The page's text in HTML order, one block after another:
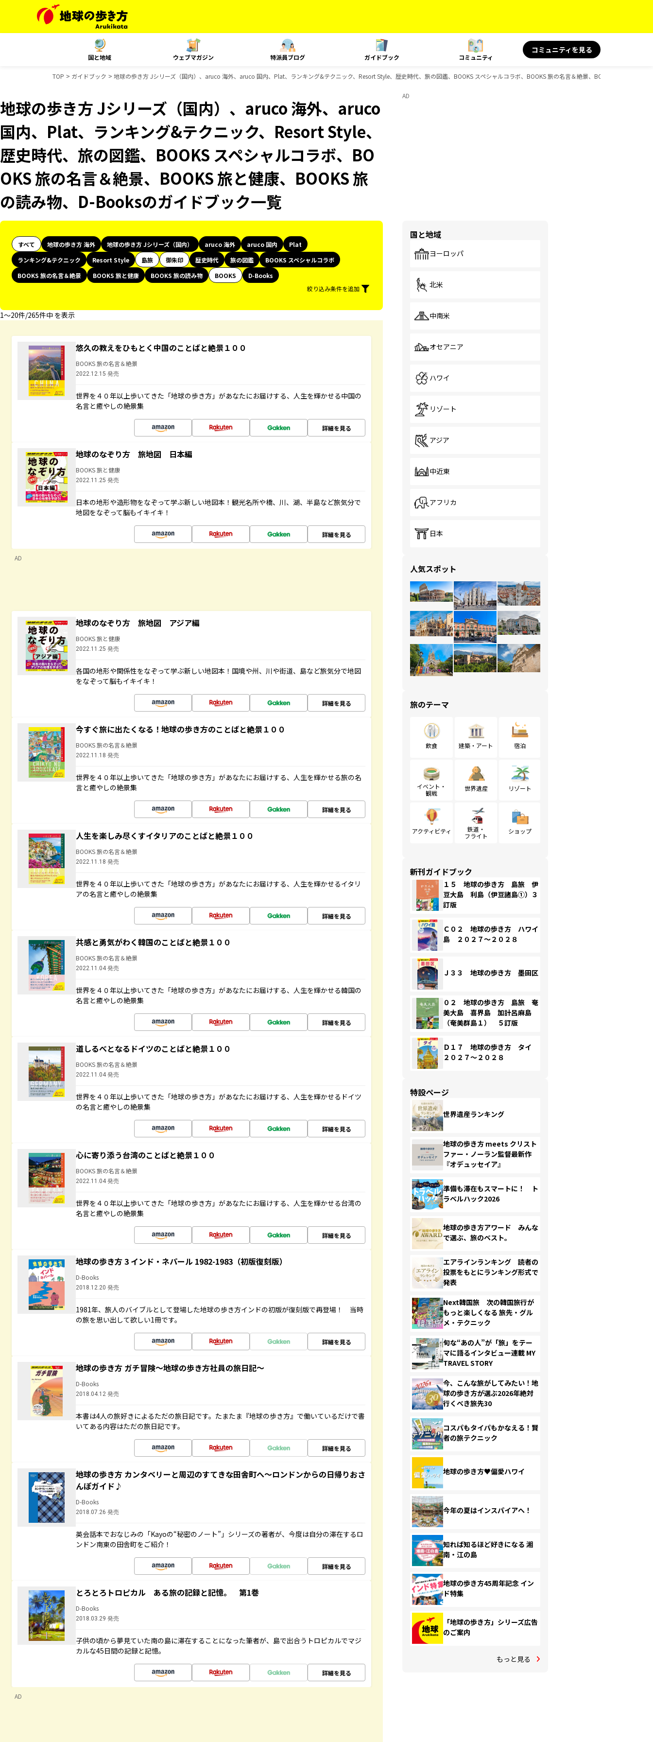
国と地域 ウェブマガジン 特派員ブログ ガイドブック コミュニティ
コミュニティを見る
TOP ガイドブック 地球の歩き方 Jシリーズ（国内）、aruco 海外、aruco 国内、Plat、ランキング&テクニック、Resort Style、歴史時代、旅の図鑑、BOOKS スペシャルコラボ、BOOKS 旅の名言＆絶景、BOOKS 旅と健康、
地球の歩き方 Jシリーズ（国内）、aruco 海外、aruco
国内、Plat、ランキング&テクニック、Resort Style、
歴史時代、旅の図鑑、BOOKS スペシャルコラボ、BO
OKS 旅の名言＆絶景、BOOKS 旅と健康、BOOKS 旅
の読み物、D-Booksのガイドブック一覧
すべて 地球の歩き方 海外 地球の歩き方 Jシリーズ（国内） aruco 海外 aruco 国内
Plat
ランキング&テクニック
Resort Style 島旅 御朱印 歴史時代 旅の図鑑
BOOKS スペシャルコラボ
BOOKS 旅の名言＆絶景
BOOKS 旅と健康 BOOKS 旅の読み物 BOOKS
D-Books
絞り込み条件を追加
1〜20件/265件中 を表示
悠久の教えをひもとく中国のことばと絶景１００
BOOKS 旅の名言＆絶景
2022.12.15 発売
世界を４０年以上歩いてきた「地球の歩き方」があなたにお届けする、人生を輝かせる中国の
名言と癒やしの絶景集
詳細を見る
地球のなぞり方 旅地図 日本編
BOOKS 旅と健康
2022.11.25 発売
日本の地形や造形物をなぞって学ぶ新しい地図本！観光名所や橋、川、湖、半島など旅気分で
地図をなぞって脳もイキイキ！
詳細を見る
AD
地球のなぞり方 旅地図 アジア編
BOOKS 旅と健康
2022.11.25 発売
各国の地形や関係性をなぞって学ぶ新しい地図本！国境や州、川や街道、島など旅気分で地図
をなぞって脳もイキイキ！
詳細を見る
今すぐ旅に出たくなる！地球の歩き方のことばと絶景１００
BOOKS 旅の名言＆絶景
2022.11.18 発売
世界を４０年以上歩いてきた「地球の歩き方」があなたにお届けする、人生を輝かせる旅の名
言と癒やしの絶景集
詳細を見る
人生を楽しみ尽くすイタリアのことばと絶景１００
BOOKS 旅の名言＆絶景
2022.11.18 発売
世界を４０年以上歩いてきた「地球の歩き方」があなたにお届けする、人生を輝かせるイタリ
アの名言と癒やしの絶景集
詳細を見る
共感と勇気がわく韓国のことばと絶景１００
BOOKS 旅の名言＆絶景
2022.11.04 発売
世界を４０年以上歩いてきた「地球の歩き方」があなたにお届けする、人生を輝かせる韓国の
名言と癒やしの絶景集
詳細を見る
道しるべとなるドイツのことばと絶景１００
BOOKS 旅の名言＆絶景
2022.11.04 発売
世界を４０年以上歩いてきた「地球の歩き方」があなたにお届けする、人生を輝かせるドイツ
の名言と癒やしの絶景集
詳細を見る
心に寄り添う台湾のことばと絶景１００
BOOKS 旅の名言＆絶景
2022.11.04 発売
世界を４０年以上歩いてきた「地球の歩き方」があなたにお届けする、人生を輝かせる台湾の
名言と癒やしの絶景集
詳細を見る
地球の歩き方 3 インド・ネパール 1982-1983（初版復刻版）
D-Books
2018.12.20 発売
1981年、旅人のバイブルとして登場した地球の歩き方インドの初版が復刻版で再登場！ 当時
の旅を思い出して欲しい1冊です。
詳細を見る
地球の歩き方 ガチ冒険～地球の歩き方社員の旅日記～
D-Books
2018.04.12 発売
本書は4人の旅好きによるただの旅日記です。たまたま『地球の歩き方』で働いているだけで書
いてある内容はただの旅日記です。
詳細を見る
地球の歩き方 カンタベリーと周辺のすてきな田舎町へ～ロンドンからの日帰りおさ
んぽガイド♪
D-Books
2018.07.26 発売
英会話本でおなじみの「Kayoの“秘密のノート”」シリーズの著者が、今度は自分の滞在するロ
ンドン南東の田舎町をご紹介！
詳細を見る
とろとろトロピカル ある旅の記録と記憶。 第1巻
D-Books
2018.03.29 発売
子供の頃から夢見ていた南の島に滞在することになった筆者が、島で出合うトロピカルでマジ
カルな45日間の記録と記憶。
詳細を見る
AD
AD
国と地域
ヨーロッパ
北米
中南米
オセアニア
ハワイ
リゾート
アジア
中近東
アフリカ
日本
人気スポット
旅のテーマ
飲食 建築・アート 宿泊
イベント・
観戦
世界遺産 リゾート
アクティビティ
鉄道・
フライト
ショップ
新刊ガイドブック
１５ 地球の歩き方 島旅 伊
豆大島 利島（伊豆諸島①）３
訂版
Ｃ０２ 地球の歩き方 ハワイ
島 ２０２７～２０２８
Ｊ３３ 地球の歩き方 墨田区
０２ 地球の歩き方 島旅 奄
美大島 喜界島 加計呂麻島
（奄美群島１） ５訂版
Ｄ１７ 地球の歩き方 タイ
２０２７～２０２８
特設ページ
世界遺産ランキング
地球の歩き方 meets クリスト
ファー・ノーラン監督最新作
『オデュッセイア』
準備も滞在もスマートに！ ト
ラベルハック2026
地球の歩き方アワード みんな
で選ぶ、旅のベスト。
エアラインランキング 読者の
投票をもとにランキング形式で
発表
Next韓国旅 次の韓国旅行が
もっと楽しくなる 旅先・グル
メ・テクニック
旬な“あの人”が「旅」をテー
マに語るインタビュー連載 MY
TRAVEL STORY
今、こんな旅がしてみたい！地
球の歩き方が選ぶ2026年絶対
行くべき旅先30
コスパもタイパもかなえる！賢
者の旅テクニック
地球の歩き方♥偏愛ハワイ
今年の夏はインスパイアへ！
知れば知るほど好きになる 湘
南・江の島
地球の歩き方45周年記念 イン
ド特集
「地球の歩き方」シリーズ広告
のご案内
もっと見る